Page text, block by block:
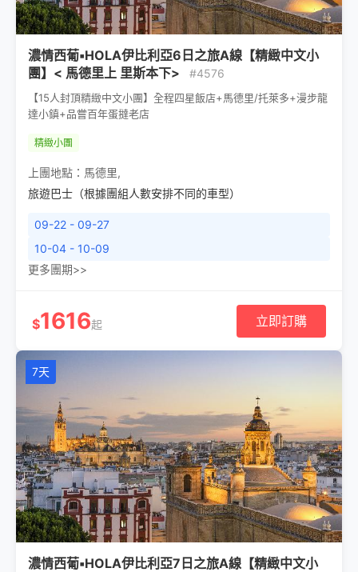
濃情西葡▪HOLA伊比利亞6日之旅A線【精緻中文小
團】< 馬德里上 里斯本下>
#4576
【15人封頂精緻中文小團】全程四星飯店+馬德里/托萊多+漫步龍
達小鎮+品嘗百年蛋撻老店
精緻小團
上團地點： 馬德里,
旅遊巴士（根據團組人數安排不同的車型）
09-22 - 09-27
10-04 - 10-09
更多團期>>
$1616起 立即訂購
7天
濃情西葡▪HOLA伊比利亞7日之旅A線【精緻中文小